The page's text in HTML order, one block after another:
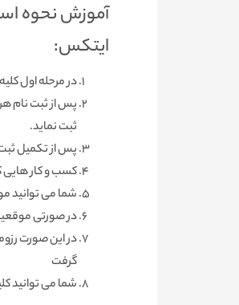
آموزش نحوه
ایتکس:
در مرحله اول
پس از ثبت نام
ثبت نماید.
پس از تکمیل
کسب و کار هایی
شما می توانید
در صورتی
در این صورت
گرفت
شما می توانید